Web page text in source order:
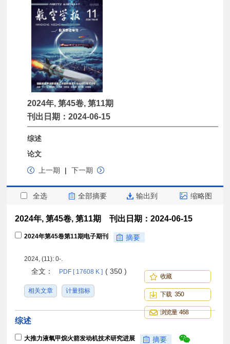
2024年, 第45卷, 第11期
刊出日期：2024-06-15
综述
论文
上一期
| 下一期
全选 全部摘要 输出到 缩略图
2024年, 第45卷, 第11期 刊出日期：2024-06-15
2024年第45卷第11期电子期刊 摘要
2024, (11): 0-.
全文： PDF [ 17608 K ] ( 350 )
相关文章 计量指标
收藏
下载 350
浏览量 468
综述
大推力液氧甲烷火箭发动机技术研究进展 摘要